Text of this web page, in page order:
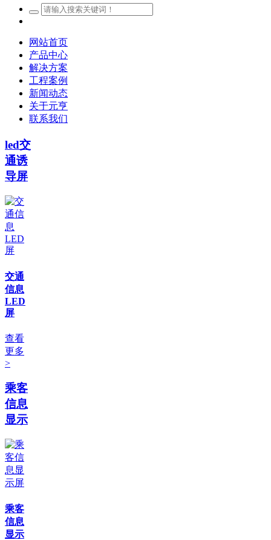
网站首页
产品中心
解决方案
工程案例
新闻动态
关于元亨
联系我们
led交
通诱
导屏
交通
信息
LED
屏
查看
更多
>
乘客
信息
显示
乘客
信息
显示